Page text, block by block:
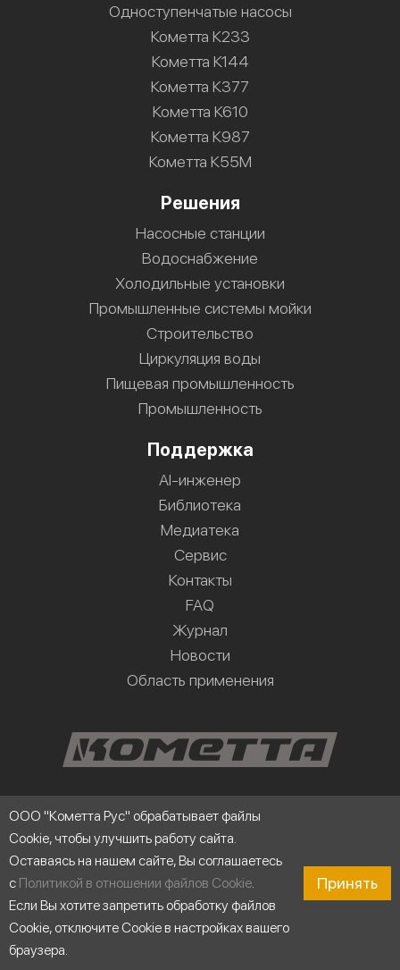
Одноступенчатые насосы
Кометта К233
Кометта К144
Кометта К377
Кометта К610
Кометта К987
Кометта К55М
Решения
Насосные станции
Водоснабжение
Холодильные установки
Промышленные системы мойки
Строительство
Циркуляция воды
Пищевая промышленность
Промышленность
Поддержка
AI-инженер
Библиотека
Медиатека
Сервис
Контакты
FAQ
Журнал
Новости
Область применения
Юридическая информация
ООО "Кометта Рус" обрабатывает файлы
Cookie, чтобы улучшить работу сайта.
Оставаясь на нашем сайте, Вы соглашаетесь
с Политикой в отношении файлов Cookie.
Если Вы хотите запретить обработку файлов
Cookie, отключите Cookie в настройках вашего
браузера.
Принять